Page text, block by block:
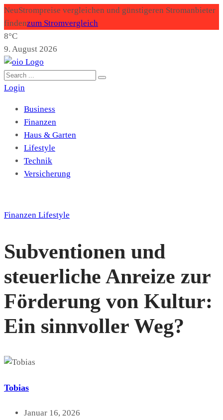
NeuStrompreise vergleichen und günstigeren Stromanbieter
findenzum Stromvergleich
8°C
9. August 2026
Login
Business
Finanzen
Haus & Garten
Lifestyle
Technik
Versicherung
Finanzen Lifestyle
Subventionen und
steuerliche Anreize zur
Förderung von Kultur:
Ein sinnvoller Weg?
Tobias
Januar 16, 2026